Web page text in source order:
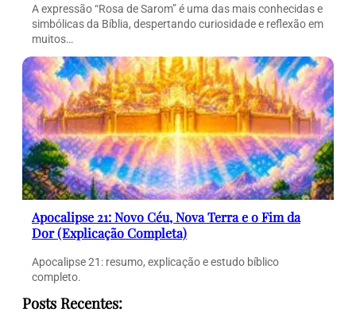
A expressão “Rosa de Sarom” é uma das mais conhecidas e
simbólicas da Bíblia, despertando curiosidade e reflexão em
muitos…
Apocalipse 21: Novo Céu, Nova Terra e o Fim da
Dor (Explicação Completa)
Apocalipse 21: resumo, explicação e estudo bíblico
completo.
Posts Recentes: